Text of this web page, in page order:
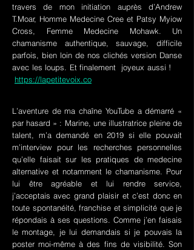
travers de mon initiation auprès d’Andrew
T.Moar, Homme Medecine Cree et Patsy Myiow
Cross, Femme Medecine Mohawk. Un
chamanisme authentique, sauvage, difficile
parfois, bien loin de nos clichés version Danse
avec les loups. Et finalement joyeux aussi !
https://lapetitevoix.co
L’aventure de ma chaîne YouTube a démarré «
par hasard » : Marine, une illustratrice pleine de
talent, m’a demandé en 2019 si elle pouvait
m’interview pour les recherches personnelles
qu’elle faisait sur les pratiques de medecine
alternative et notamment le chamanisme. Pour
lui être agréable et lui rendre service,
j’acceptais avec grand plaisir et c’est donc en
toute spontanéité, franchise et simplicité que je
répondais à ses questions. Comme j’en faisais
le montage, je lui demandais si je pouvais la
poster moi-même à des fins de visibilité. Son